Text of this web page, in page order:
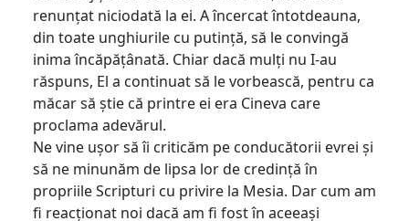
renunțat niciodată la ei. A încercat întotdeauna,
din toate unghiurile cu putință, să le convingă
inima încăpățânată. Chiar dacă mulți nu I-au
răspuns, El a continuat să le vorbească, pentru ca
măcar să știe că printre ei era Cineva care
proclama adevărul.
Ne vine ușor să îi criticăm pe conducătorii evrei și
să ne minunăm de lipsa lor de credință în
propriile Scripturi cu privire la Mesia. Dar cum am
fi reacționat noi dacă am fi fost în aceeași